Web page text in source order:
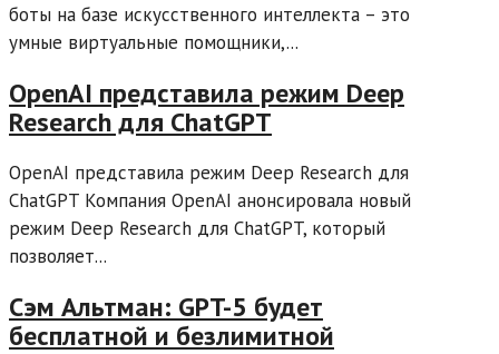
боты на базе искусственного интеллекта – это
умные виртуальные помощники,...
OpenAI представила режим Deep
Research для ChatGPT
OpenAI представила режим Deep Research для
ChatGPT Компания OpenAI анонсировала новый
режим Deep Research для ChatGPT, который
позволяет...
Сэм Альтман: GPT-5 будет
бесплатной и безлимитной